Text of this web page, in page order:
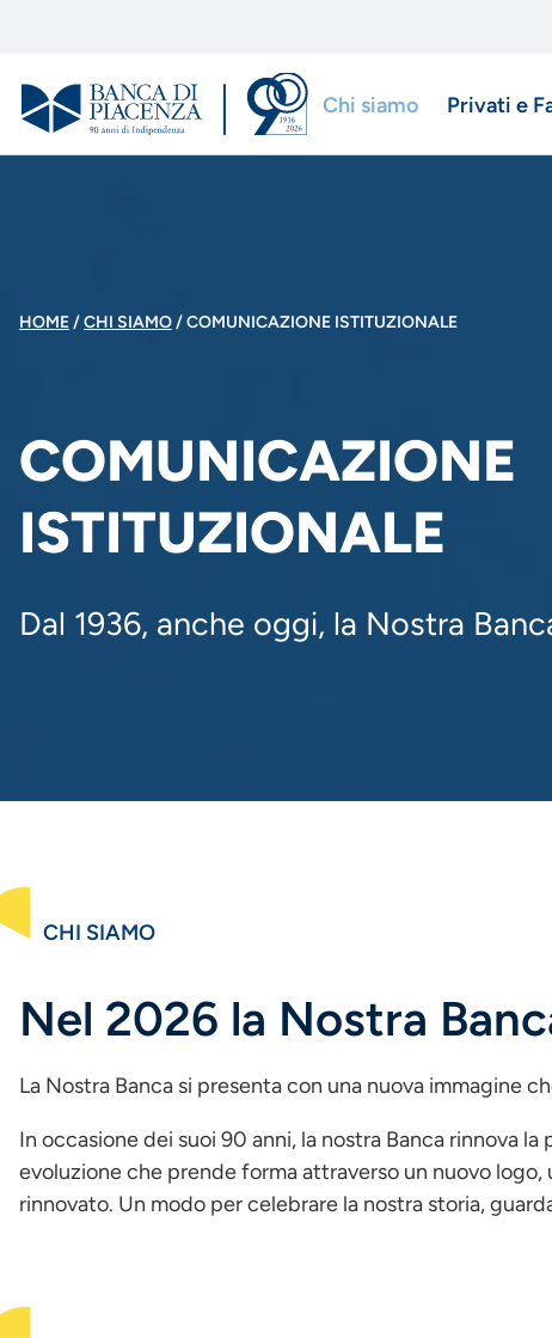
contenuto
principale
Menu
principale
Chi siamo Privati e
BRICIOLE
PANE
HOME CHI SIAMO COMUNICAZIONE ISTITUZIONALE
COMUNICAZIONE
ISTITUZIONALE
Dal 1936, anche oggi, la Nostra
CHI SIAMO
Nel 2026 la Nostra
La Nostra Banca si presenta con una nuova immagine
In occasione dei suoi 90 anni, la nostra Banca rinnova
evoluzione che prende forma attraverso un nuovo
rinnovato. Un modo per celebrare la nostra storia,